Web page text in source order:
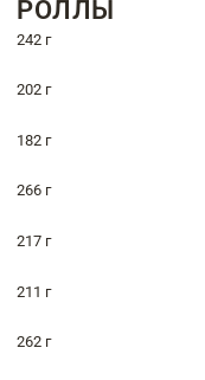
РОЛЛЫ
242 г
202 г
182 г
266 г
217 г
211 г
262 г